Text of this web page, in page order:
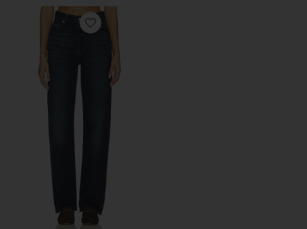
Favorite ПРЯМЫЕ RIBCAGE